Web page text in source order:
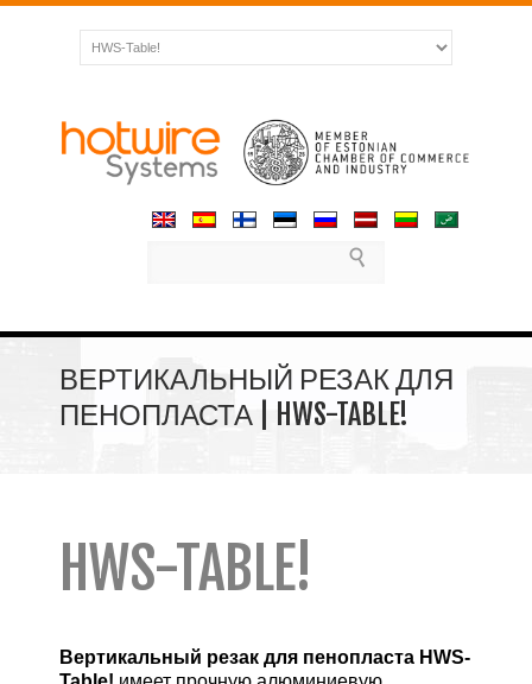
ВЕРТИКАЛЬНЫЙ РЕЗАК ДЛЯ
ПЕНОПЛАСТА | HWS-TABLE!
HWS-TABLE!
Вертикальный резак для пенопласта HWS-